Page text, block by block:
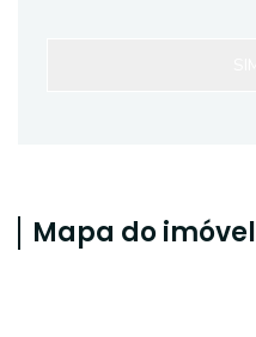
Mapa do imóvel